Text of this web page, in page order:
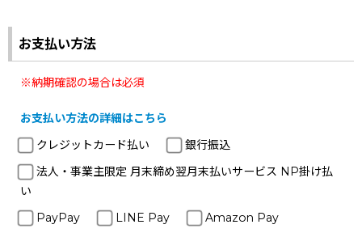
お支払い方法
※納期確認の場合は必須
お支払い方法の詳細はこちら
クレジットカード払い
銀行振込
法人・事業主限定 月末締め翌月末払いサービス NP掛け払
い
PayPay
LINE Pay
Amazon Pay